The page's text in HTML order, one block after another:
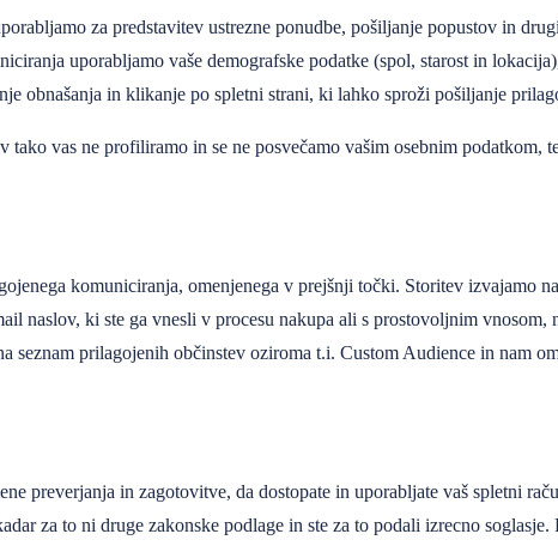
za predstavitev ustrezne ponudbe, pošiljanje popustov in
uporabljamo vaše demografske podatke (spol, starost in
obnašanja in klikanje po spletni strani, ki lahko sproži pošiljanje
vas ne profiliramo in se ne posvečamo vašim osebnim podatkom,
komuniciranja, omenjenega v prejšnji točki. Storitev izvajamo
naslov, ki ste ga vnesli v procesu nakupa ali s prostovoljnim
prilagojenih občinstev oziroma t.i. Custom Audience in nam
preverjanja in zagotovitve, da dostopate in uporabljate vaš spletni
za to ni druge zakonske podlage in ste za to podali izrecno